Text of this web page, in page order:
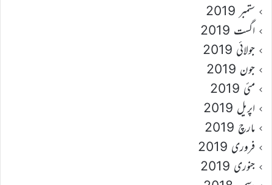
ستمبر 2019
اگست 2019
جولائی 2019
جون 2019
مئی 2019
اپریل 2019
مارچ 2019
فروری 2019
جنوری 2019